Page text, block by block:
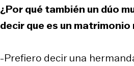
¿Por qué también un dúo
decir que es un matrimonio
-Prefiero decir una